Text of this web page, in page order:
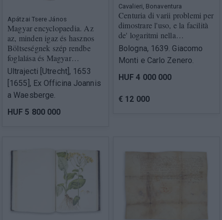
Apátzai Tsere János
Magyar encyclopaedia. Az
az, minden igaz és hasznos
Böltseségnek szép rendbe
foglalása és Magyar…
Ultrajecti [Utrecht], 1653
[1655], Ex Officina Joannis
a Waesberge.
HUF 5 800 000
Cavalieri, Bonaventura
Centuria di varii problemi per
dimostrare l'uso, e la facilità
de' logaritmi nella…
Bologna, 1639. Giacomo
Monti e Carlo Zenero.
HUF 4 000 000
€ 12 000